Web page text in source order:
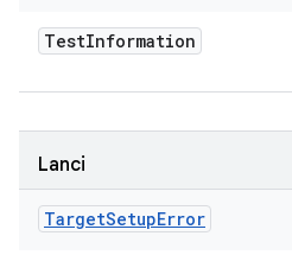
TestInformation
Lanci
TargetSetupError